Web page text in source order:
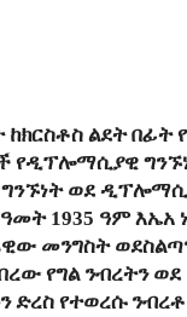
ከክርስቶስ ልደት
የዲፕሎማሲያዊ
ግንኙነት ወደ
1935 ዓም እኤአ
መንግስት
የግል ንብረትን
ድረስ የተወረሱ